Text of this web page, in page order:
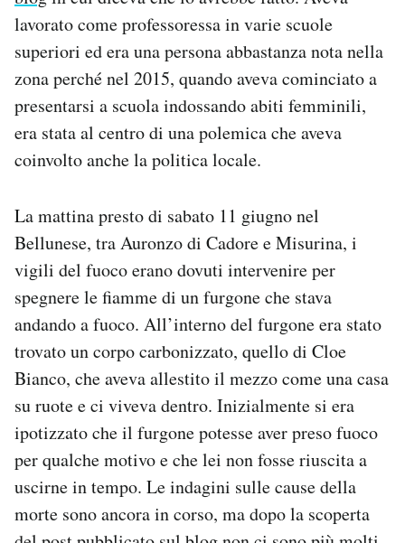
lavorato come professoressa in varie scuole
superiori ed era una persona abbastanza nota nella
zona perché nel 2015, quando aveva cominciato a
presentarsi a scuola indossando abiti femminili,
era stata al centro di una polemica che aveva
coinvolto anche la politica locale.
La mattina presto di sabato 11 giugno nel
Bellunese, tra Auronzo di Cadore e Misurina, i
vigili del fuoco erano dovuti intervenire per
spegnere le fiamme di un furgone che stava
andando a fuoco. All’interno del furgone era stato
trovato un corpo carbonizzato, quello di Cloe
Bianco, che aveva allestito il mezzo come una casa
su ruote e ci viveva dentro. Inizialmente si era
ipotizzato che il furgone potesse aver preso fuoco
per qualche motivo e che lei non fosse riuscita a
uscirne in tempo. Le indagini sulle cause della
morte sono ancora in corso, ma dopo la scoperta